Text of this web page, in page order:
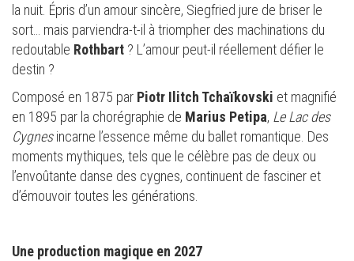
la nuit. Épris d’un amour sincère, Siegfried jure de briser le
sort… mais parviendra-t-il à triompher des machinations du
redoutable Rothbart ? L’amour peut-il réellement défier le
destin ?
Composé en 1875 par Piotr Ilitch Tchaïkovski et magnifié
en 1895 par la chorégraphie de Marius Petipa, Le Lac des
Cygnesincarne l’essence même du ballet romantique. Des
moments mythiques, tels que le célèbre pas de deux ou
l’envoûtante danse des cygnes, continuent de fasciner et
d’émouvoir toutes les générations.
Une production magique en 2027